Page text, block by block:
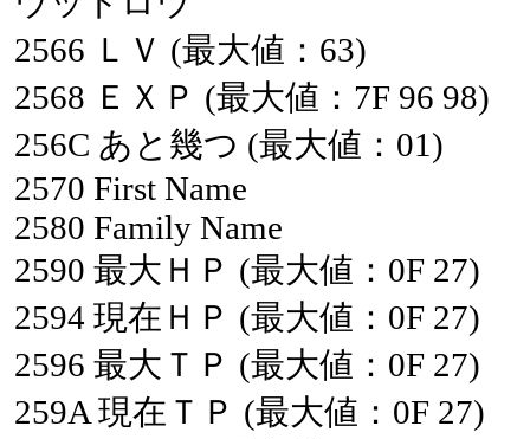
2566 ＬＶ (最大値：63)
2568 ＥＸＰ (最大値：7F 96 98)
256C あと幾つ (最大値：01)
2570 First Name
2580 Family Name
2590 最大ＨＰ (最大値：0F 27)
2594 現在ＨＰ (最大値：0F 27)
2596 最大ＴＰ (最大値：0F 27)
259A 現在ＴＰ (最大値：0F 27)